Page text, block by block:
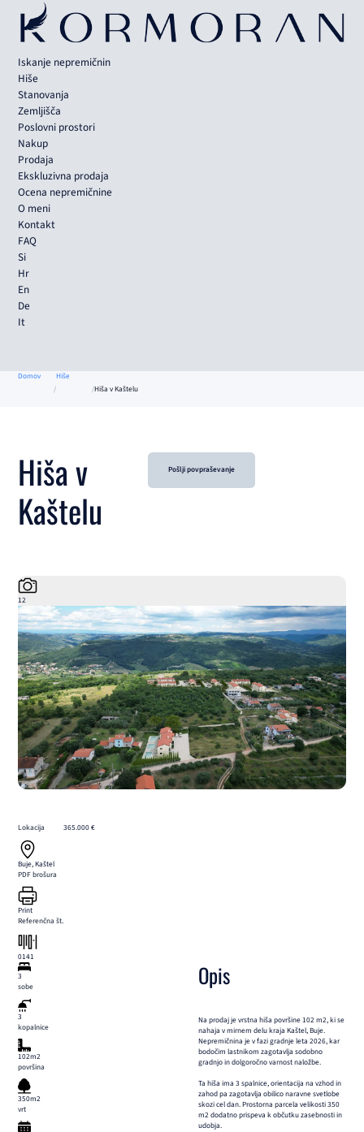
Iskanje nepremičnin
Hiše
Stanovanja
Zemljišča
Poslovni prostori
Nakup
Prodaja
Ekskluzivna prodaja
Ocena nepremičnine
O meni
Kontakt
FAQ
Si
Hr
En
De
It
Domov
Hiše
Hiša v Kaštelu
Hiša v
Kaštelu
Pošlji povpraševanje
12
Lokacija
Buje, Kaštel
PDF brošura
Print
Referenčna št.
0141
365.000 €
3
sobe
3
kopalnice
102m2
površina
350m2
vrt
Opis
Na prodaj je vrstna hiša površine 102 m2, ki se
nahaja v mirnem delu kraja Kaštel, Buje.
Nepremičnina je v fazi gradnje leta 2026, kar
bodočim lastnikom zagotavlja sodobno
gradnjo in dolgoročno varnost naložbe.
Ta hiša ima 3 spalnice, orientacija na vzhod in
zahod pa zagotavlja obilico naravne svetlobe
skozi cel dan. Prostorna parcela velikosti 350
m2 dodatno prispeva k občutku zasebnosti in
udobja.